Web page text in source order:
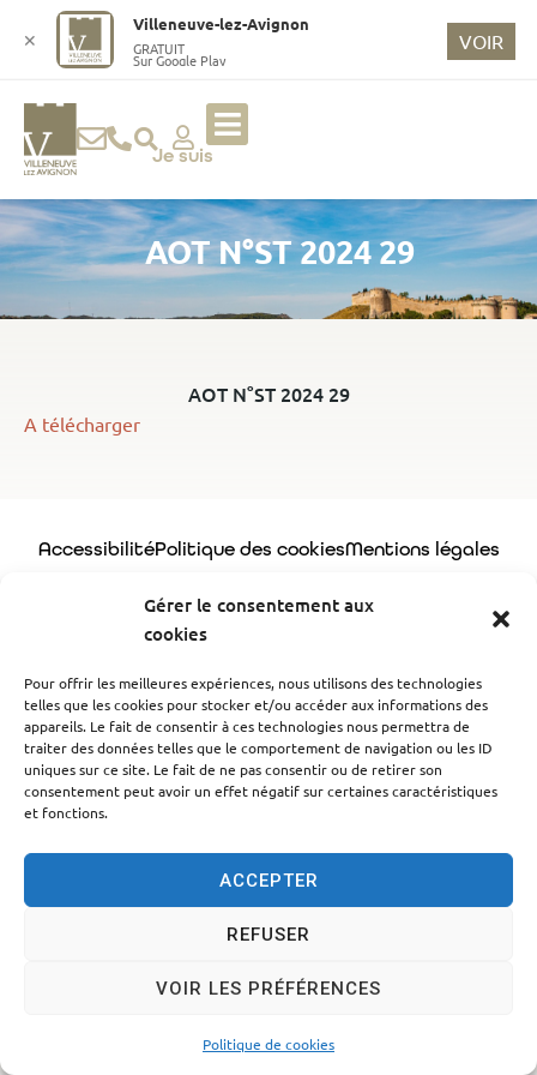
Gérer le consentement aux
cookies
Pour offrir les meilleures expériences, nous utilisons des technologies
telles que les cookies pour stocker et/ou accéder aux informations des
appareils. Le fait de consentir à ces technologies nous permettra de
traiter des données telles que le comportement de navigation ou les ID
uniques sur ce site. Le fait de ne pas consentir ou de retirer son
consentement peut avoir un effet négatif sur certaines caractéristiques
et fonctions.
ACCEPTER
REFUSER
VOIR LES PRÉFÉRENCES
Politique de cookies
ri
n
ci
Je suis
AOT N°ST 2024 29
AOT N°ST 2024 29
A télécharger
AccessibilitéPolitique des cookiesMentions légales
© 2024 - Propulsé par Utopia
✕
Villeneuve-lez-Avignon
GRATUIT
Sur Google Play
VOIR